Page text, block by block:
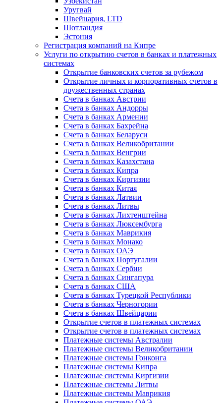
Уругвай
Швейцария, LTD
Шотландия
Эстония
Регистрация компаний на Кипре
Услуги по открытию счетов в банках и платежных
системах
Открытие банковских счетов за рубежом
Открытие личных и корпоративных счетов в
дружественных странах
Счета в банках Австрии
Счета в банках Андорры
Счета в банках Армении
Счета в банках Бахрейна
Счета в банках Беларуси
Счета в банках Великобритании
Счета в банках Венгрии
Счета в банках Казахстана
Счета в банках Кипра
Счета в банках Киргизии
Счета в банках Китая
Счета в банках Латвии
Счета в банках Литвы
Счета в банках Лихтенштейна
Счета в банках Люксембурга
Счета в банках Маврикия
Счета в банках Монако
Счета в банках ОАЭ
Счета в банках Португалии
Счета в банках Сербии
Счета в банках Сингапура
Счета в банках США
Счета в банках Турецкой Республики
Счета в банках Черногории
Счета в банках Швейцарии
Открытие счетов в платежных системах
Открытие счетов в платежных системах
Платежные системы Австралии
Платежные системы Великобритании
Платежные системы Гонконга
Платежные системы Кипра
Платежные системы Киргизии
Платежные системы Литвы
Платежные системы Маврикия